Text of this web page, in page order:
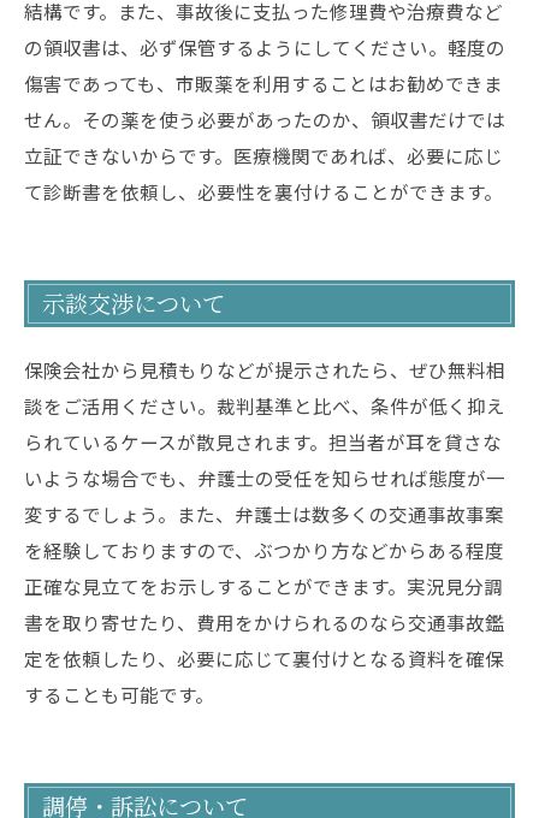
結構です。また、事故後に支払った修理費や治療費など
の領収書は、必ず保管するようにしてください。軽度の
傷害であっても、市販薬を利用することはお勧めできま
せん。その薬を使う必要があったのか、領収書だけでは
立証できないからです。医療機関であれば、必要に応じ
て診断書を依頼し、必要性を裏付けることができます。
示談交渉について
保険会社から見積もりなどが提示されたら、ぜひ無料相
談をご活用ください。裁判基準と比べ、条件が低く抑え
られているケースが散見されます。担当者が耳を貸さな
いような場合でも、弁護士の受任を知らせれば態度が一
変するでしょう。また、弁護士は数多くの交通事故事案
を経験しておりますので、ぶつかり方などからある程度
正確な見立てをお示しすることができます。実況見分調
書を取り寄せたり、費用をかけられるのなら交通事故鑑
定を依頼したり、必要に応じて裏付けとなる資料を確保
することも可能です。
調停・訴訟について